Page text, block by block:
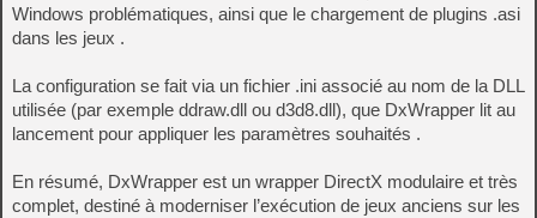
Windows problématiques, ainsi que le chargement de plugins .asi
dans les jeux .
La configuration se fait via un fichier .ini associé au nom de la DLL
utilisée (par exemple ddraw.dll ou d3d8.dll), que DxWrapper lit au
lancement pour appliquer les paramètres souhaités .
En résumé, DxWrapper est un wrapper DirectX modulaire et très
complet, destiné à moderniser l’exécution de jeux anciens sur les